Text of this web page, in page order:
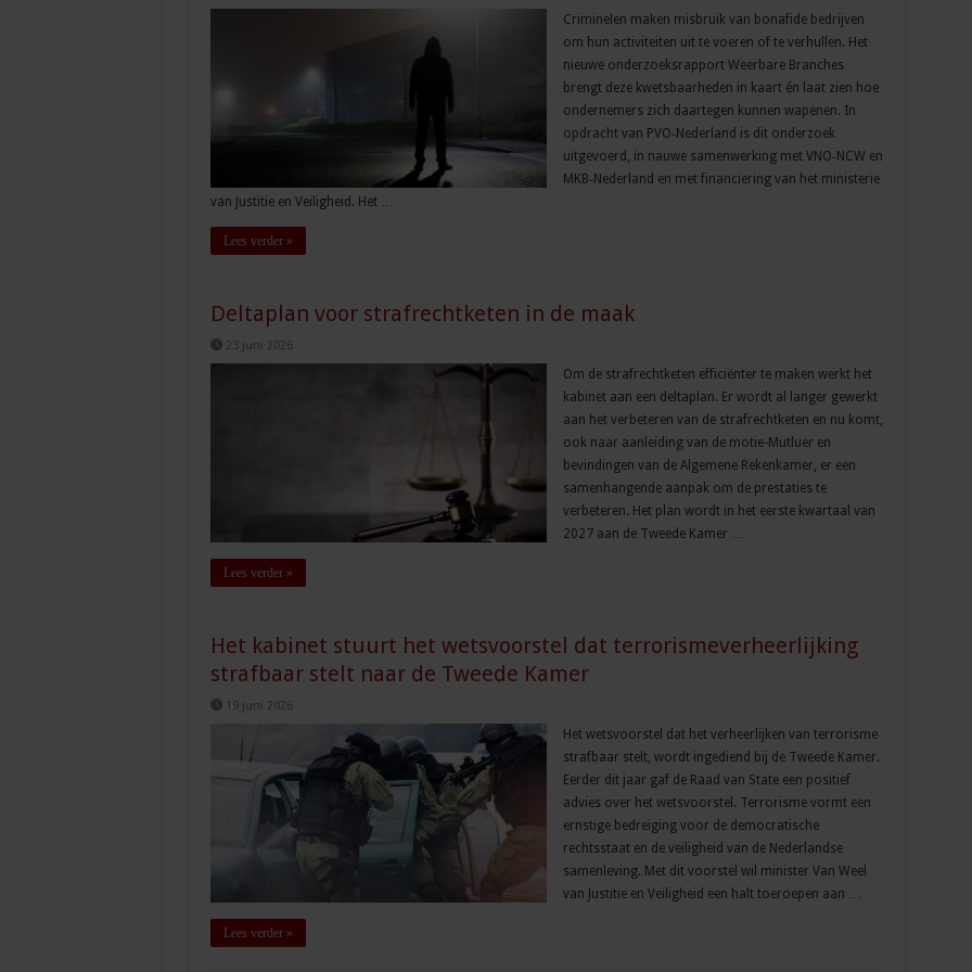
Criminelen maken misbruik van bonafide bedrijven
om hun activiteiten uit te voeren of te verhullen. Het
nieuwe onderzoeksrapport Weerbare Branches
brengt deze kwetsbaarheden in kaart én laat zien hoe
ondernemers zich daartegen kunnen wapenen. In
opdracht van PVO‑Nederland is dit onderzoek
uitgevoerd, in nauwe samenwerking met VNO‑NCW en
MKB‑Nederland en met financiering van het ministerie
van Justitie en Veiligheid. Het …
Lees verder »
Deltaplan voor strafrechtketen in de maak
23 juni 2026
Om de strafrechtketen efficiënter te maken werkt het
kabinet aan een deltaplan. Er wordt al langer gewerkt
aan het verbeteren van de strafrechtketen en nu komt,
ook naar aanleiding van de motie-Mutluer en
bevindingen van de Algemene Rekenkamer, er een
samenhangende aanpak om de prestaties te
verbeteren. Het plan wordt in het eerste kwartaal van
2027 aan de Tweede Kamer …
Lees verder »
Het kabinet stuurt het wetsvoorstel dat terrorismeverheerlijking
strafbaar stelt naar de Tweede Kamer
19 juni 2026
Het wetsvoorstel dat het verheerlijken van terrorisme
strafbaar stelt, wordt ingediend bij de Tweede Kamer.
Eerder dit jaar gaf de Raad van State een positief
advies over het wetsvoorstel. Terrorisme vormt een
ernstige bedreiging voor de democratische
rechtsstaat en de veiligheid van de Nederlandse
samenleving. Met dit voorstel wil minister Van Weel
van Justitie en Veiligheid een halt toeroepen aan …
Lees verder »